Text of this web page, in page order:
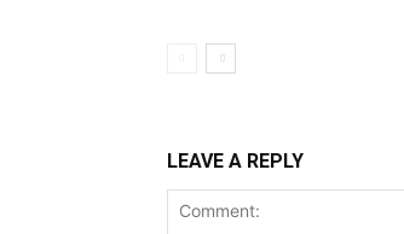
LEAVE A REPLY